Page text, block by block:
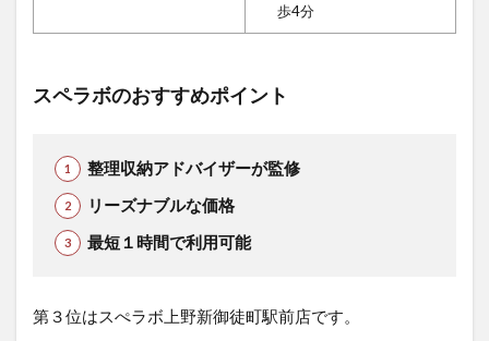
歩4分
スペラボのおすすめポイント
整理収納アドバイザーが監修
リーズナブルな価格
最短１時間で利用可能
第３位はスぺラボ上野新御徒町駅前店です。